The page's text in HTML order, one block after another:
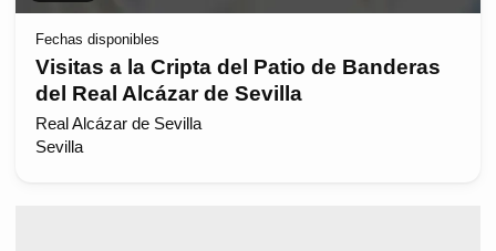
Fechas disponibles
Visitas a la Cripta del Patio de Banderas
del Real Alcázar de Sevilla
Real Alcázar de Sevilla
Sevilla